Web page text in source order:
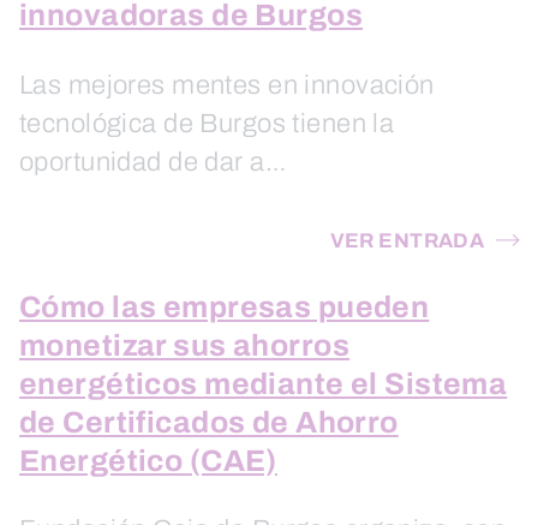
innovadoras de Burgos
Las mejores mentes en innovación
tecnológica de Burgos tienen la
oportunidad de dar a…
VER ENTRADA
Cómo las empresas pueden
monetizar sus ahorros
energéticos mediante el Sistema
de Certificados de Ahorro
Energético (CAE)